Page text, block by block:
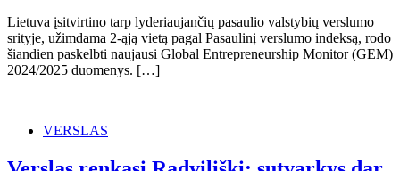
Lietuva įsitvirtino tarp lyderiaujančių pasaulio valstybių verslumo
srityje, užimdama 2-ąją vietą pagal Pasaulinį verslumo indeksą, rodo
šiandien paskelbti naujausi Global Entrepreneurship Monitor (GEM)
2024/2025 duomenys. […]
VERSLAS